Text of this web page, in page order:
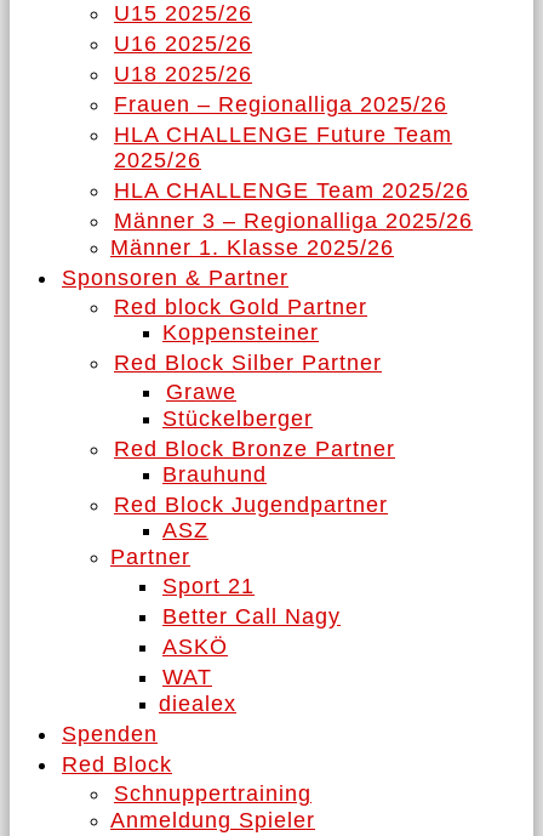
U15 2025/26
U16 2025/26
U18 2025/26
Frauen – Regionalliga 2025/26
HLA CHALLENGE Future Team
2025/26
HLA CHALLENGE Team 2025/26
Männer 3 – Regionalliga 2025/26
Männer 1. Klasse 2025/26
Sponsoren & Partner
Red block Gold Partner
Koppensteiner
Red Block Silber Partner
Grawe
Stückelberger
Red Block Bronze Partner
Brauhund
Red Block Jugendpartner
ASZ
Partner
Sport 21
Better Call Nagy
ASKÖ
WAT
diealex
Spenden
Red Block
Schnuppertraining
Anmeldung Spieler